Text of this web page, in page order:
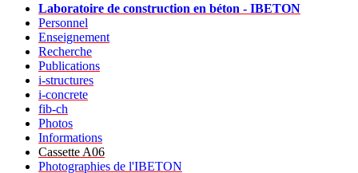
Laboratoire de construction en béton - IBETON
Personnel
Enseignement
Recherche
Publications
i-structures
i-concrete
fib-ch
Photos
Informations
Cassette A06
Photographies de l'IBETON